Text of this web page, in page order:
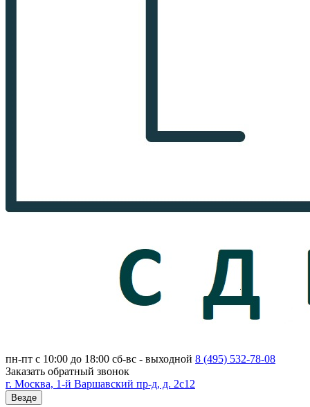
пн-пт с 10:00 до 18:00 сб-вс - выходной 8 (495) 532-78-08
Заказать обратный звонок
г. Москва, 1-й Варшавский пр-д, д. 2с12
Везде